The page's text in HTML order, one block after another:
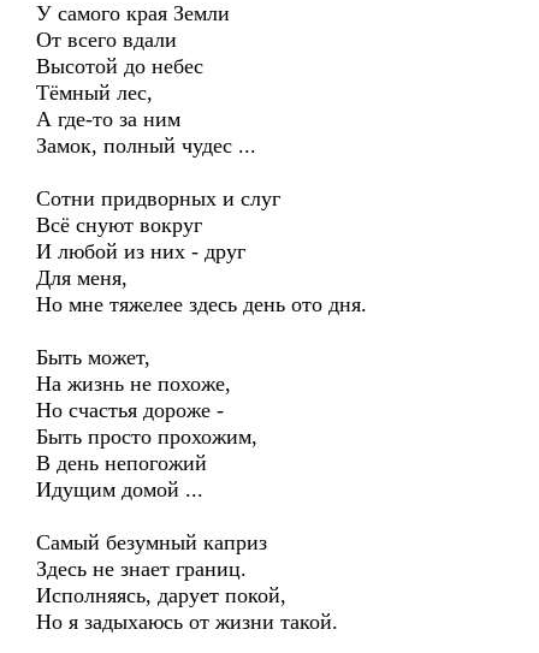
У самого края Земли
От всего вдали
Высотой до небес
Тёмный лес,
А где-то за ним
Замок, полный чудес ...
Сотни придворных и слуг
Всё снуют вокруг
И любой из них - друг
Для меня,
Но мне тяжелее здесь день ото дня.
Быть может,
На жизнь не похоже,
Но счастья дороже -
Быть просто прохожим,
В день непогожий
Идущим домой ...
Самый безумный каприз
Здесь не знает границ.
Исполняясь, дарует покой,
Но я задыхаюсь от жизни такой.